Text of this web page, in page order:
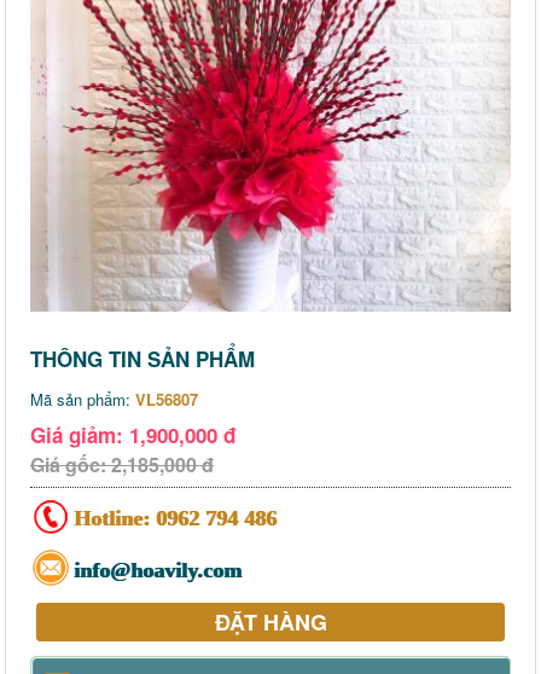
THÔNG TIN SẢN PHẨM
Mã sản phẩm: VL56807
Giá giảm: 1,900,000 đ
Giá gốc: 2,185,000 đ
Hotline: 0962 794 486
info@hoavily.com
ĐẶT HÀNG